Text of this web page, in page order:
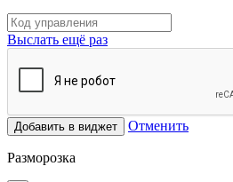
Выслать ещё раз
Добавить в виджет Отменить
Разморозка